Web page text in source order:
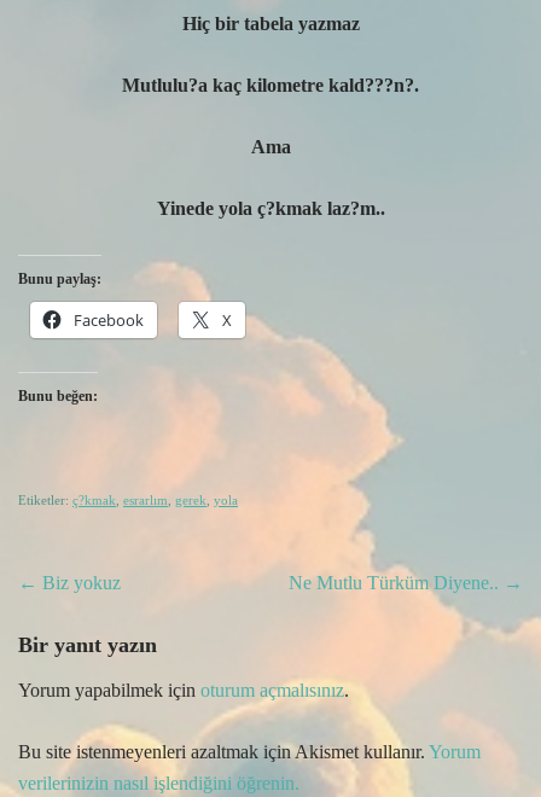
Hiç bir tabela yazmaz
Mutlulu?a kaç kilometre kald???n?.
Ama
Yinede yola ç?kmak laz?m..
Bunu paylaş:
Facebook X
Bunu beğen:
Etiketler: ç?kmak esrarlım gerek yola
Post
navigation
← Biz yokuz Ne Mutlu Türküm Diyene.. →
Bir yanıt yazın
Yorum yapabilmek için oturum açmalısınız.
Bu site istenmeyenleri azaltmak için Akismet kullanır. Yorum
verilerinizin nasıl işlendiğini öğrenin.